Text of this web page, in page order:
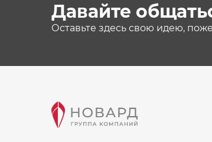
Давайте
Оставьте здесь свою идею,